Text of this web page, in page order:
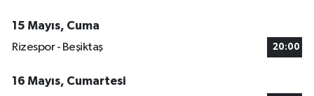
15 Mayıs, Cuma
Rizespor - Beşiktaş
20:00
16 Mayıs, Cumartesi